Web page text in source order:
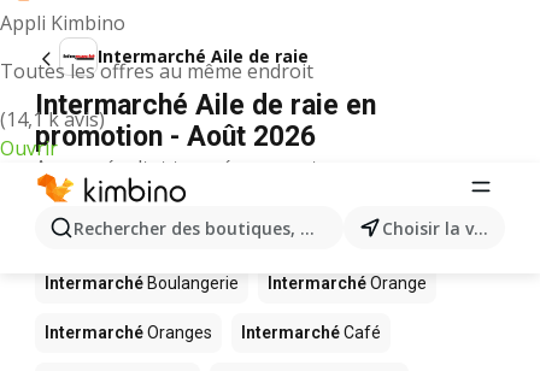
Appli Kimbino
Toutes les offres au même endroit
(14,1 k avis)
Ouvrir
Rechercher des boutiques, des catégories, des Choisir la ville
Intermarché Aile de raie
Intermarché Aile de raie en
promotion - Août 2026
Aucun résultat trouvé pour ce terme.
D’autres produits dans les magasins
Intermarché
Intermarché Boulangerie IntermarchéOrange
IntermarchéOranges IntermarchéCafé